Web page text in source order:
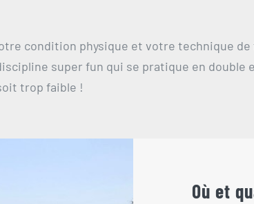
condition physique et votre technique de
super fun qui se pratique en double
trop faible !
Où et